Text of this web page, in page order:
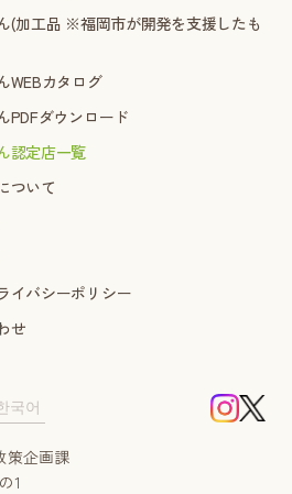
(加工品 ※福岡市が開発を支援したも
WEBカタログ
PDFダウンロード
認定店一覧
ついて
イバシーポリシー
せ
策企画課
1
국어